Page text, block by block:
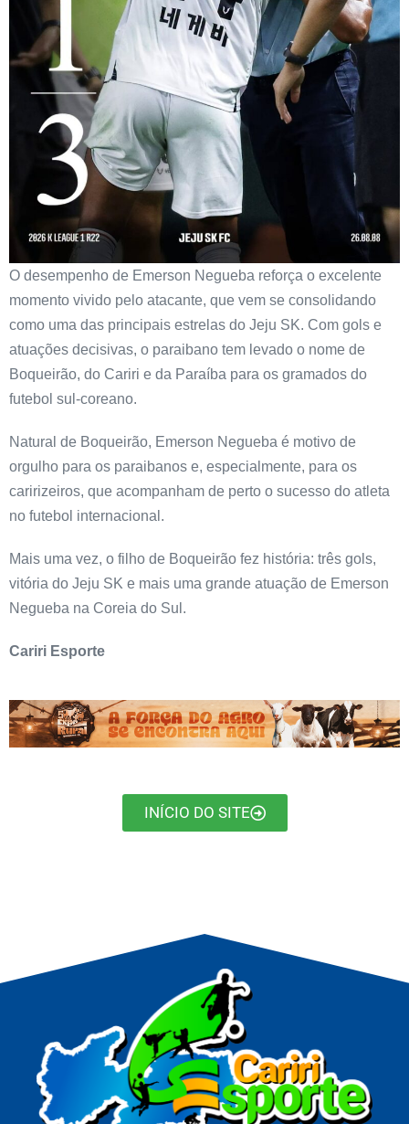
O desempenho de Emerson Negueba reforça o excelente
momento vivido pelo atacante, que vem se consolidando
como uma das principais estrelas do Jeju SK. Com gols e
atuações decisivas, o paraibano tem levado o nome de
Boqueirão, do Cariri e da Paraíba para os gramados do
futebol sul-coreano.
Natural de Boqueirão, Emerson Negueba é motivo de
orgulho para os paraibanos e, especialmente, para os
caririzeiros, que acompanham de perto o sucesso do atleta
no futebol internacional.
Mais uma vez, o filho de Boqueirão fez história: três gols,
vitória do Jeju SK e mais uma grande atuação de Emerson
Negueba na Coreia do Sul.
Cariri Esporte
INÍCIO DO SITE